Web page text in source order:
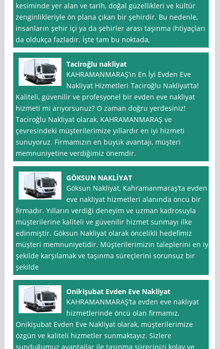
kesiminde yer alan ve tarih, doğal güzellikleri ve kültür
zenginlikleriyle ön plana çıkan bir şehirdir. Bu nedenle,
insanların şehir içi ya da şehirler arası taşınma ihtiyaçları
da oldukça fazladır. İşte tam bu noktada,
Taciroğlu nakliyat
KAHRAMANMARAŞ’ın En İyi Evden Eve
Nakliyat Hizmetleri Taciroğlu Nakliyat’ta!
Kaliteli, güvenilir ve profesyonel bir evden eve nakliyat
hizmeti mi arıyorsunuz? O zaman doğru yerdesiniz!
Taciroğlu Nakliyat olarak, KAHRAMANMARAŞ ve
çevresindeki müşterilerimize yıllardır en iyi hizmeti
sunuyoruz. Firmamızın en büyük avantajı, müşteri
memnuniyetine verdiğimiz önemdir.
GÖKSUN NAKLİYAT
Göksun Nakliyat, Kahramanmaraş‘ta evden
eve nakliyat hizmetleri alanında öncü bir
firmadır. Yılların verdiği deneyim ve uzman kadrosuyla
müşterilerine kaliteli ve güvenilir hizmet sunmayı ilke
edinmiştir. Göksun Nakliyat olarak öncelikli hedefimiz
müşteri memnuniyetidir. Müşterilerimizin taleplerini en iyi
şekilde karşılamak ve taşınma süreçlerini sorunsuz bir
şekilde
Onikişubat Evden Eve Nakliyat
KAHRAMANMARAŞ’ta evden eve nakliyat
hizmetlerinde öncü olan firmamız,
Onikişubat Evden Eve Nakliyat olarak, müşterilerimize
özgün ve kaliteli hizmetler sunmaktayız. Sizlere
sunduğumuz avantajlar ile taşınma sürecinizi kolay ve